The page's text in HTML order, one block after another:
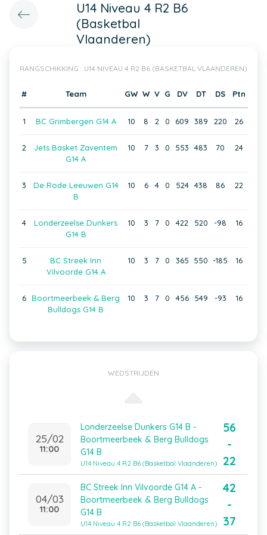
U14 Niveau 4 R2 B6
(Basketbal
Vlaanderen)
RANGSCHIKKING : U14 NIVEAU 4 R2 B6 (BASKETBAL VLAANDEREN)
# Team GW W V G DV DT DS Ptn
1 BC Grimbergen G14 A 10 8 2 0 609 389 220 26
2
Jets Basket Zaventem
G14 A
10 7 3 0 553 483 70 24
3
De Rode Leeuwen G14
B
10 6 4 0 524 438 86 22
4
Londerzeelse Dunkers
G14 B
10 3 7 0 422 520 -98 16
5
BC Streek Inn
Vilvoorde G14 A
10 3 7 0 365 550 -185 16
6 Boortmeerbeek & Berg
Bulldogs G14 B
10 3 7 0 456 549 -93 16
WEDSTRIJDEN
25/02
11:00
Londerzeelse Dunkers G14 B -
Boortmeerbeek & Berg Bulldogs
G14 B
U14 Niveau 4 R2 B6 (Basketbal Vlaanderen)
56
-
22
04/03
11:00
BC Streek Inn Vilvoorde G14 A -
Boortmeerbeek & Berg Bulldogs
G14 B
U14 Niveau 4 R2 B6 (Basketbal Vlaanderen)
42
-
37